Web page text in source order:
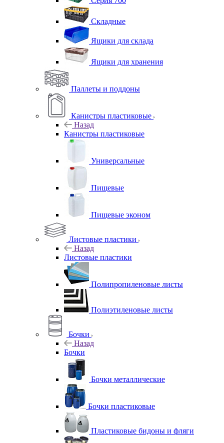
Складные
Ящики для склада
Ящики для хранения
Паллеты и поддоны
Канистры пластиковые
Назад
Канистры пластиковые
Универсальные
Пищевые
Пищевые эконом
Листовые пластики
Назад
Листовые пластики
Полипропиленовые листы
Полиэтиленовые листы
Бочки
Назад
Бочки
Бочки металлические
Бочки пластиковые
Пластиковые бидоны и фляги